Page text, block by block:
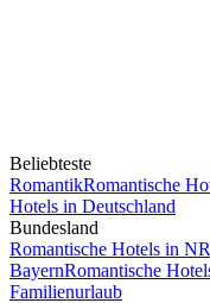
Beliebteste
RomantikRomantische
Hotels in Deutschland
Bundesland
Romantische Hotels in
BayernRomantische
Familienurlaub